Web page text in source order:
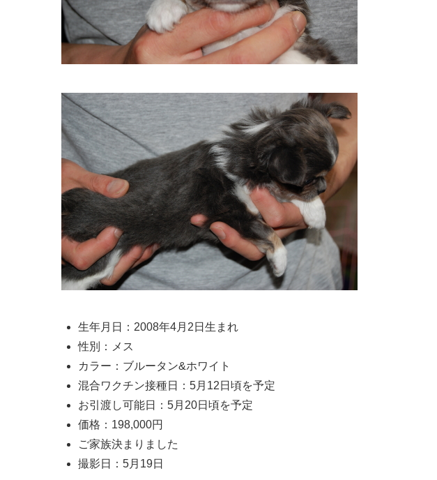
生年月日：2008年4月2日生まれ
性別：メス
カラー：ブルータン&ホワイト
混合ワクチン接種日：5月12日頃を予定
お引渡し可能日：5月20日頃を予定
価格：198,000円
ご家族決まりました
撮影日：5月19日